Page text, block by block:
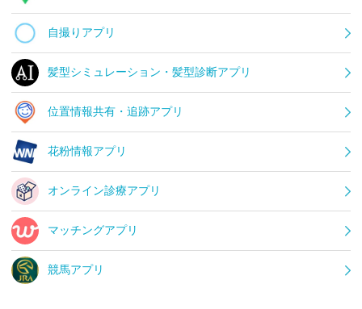
自撮りアプリ
髪型シミュレーション・髪型診断アプリ
位置情報共有・追跡アプリ
花粉情報アプリ
オンライン診療アプリ
マッチングアプリ
競馬アプリ